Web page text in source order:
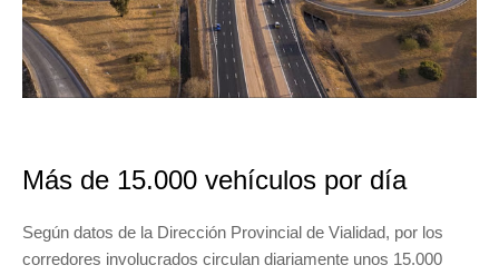
Más de 15.000 vehículos por día
Según datos de la Dirección Provincial de Vialidad, por los
corredores involucrados circulan diariamente unos 15.000